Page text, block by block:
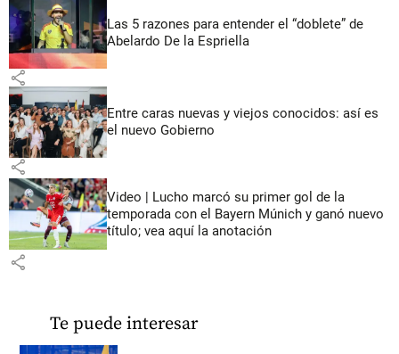
Las 5 razones para entender el “doblete” de
Abelardo De la Espriella
share
Entre caras nuevas y viejos conocidos: así es
el nuevo Gobierno
share
Video | Lucho marcó su primer gol de la
temporada con el Bayern Múnich y ganó nuevo
título; vea aquí la anotación
share
Te puede interesar